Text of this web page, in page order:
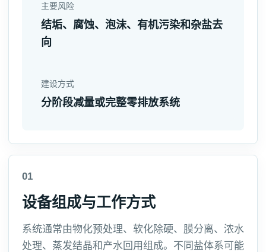
主要风险
结垢、腐蚀、泡沫、有机污染和杂盐去
向
建设方式
分阶段减量或完整零排放系统
01
设备组成与工作方式
系统通常由物化预处理、软化除硬、膜分离、浓水
处理、蒸发结晶和产水回用组成。不同盐体系可能